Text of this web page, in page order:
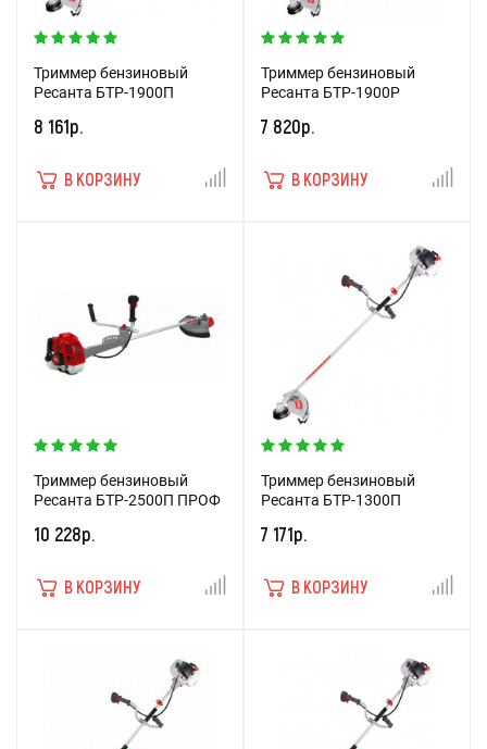
Триммер бензиновый
Ресанта БТР-1900П
8 161р.
В КОРЗИНУ
Триммер бензиновый
Ресанта БТР-1900Р
7 820р.
В КОРЗИНУ
Триммер бензиновый
Ресанта БТР-2500П ПРОФ
10 228р.
В КОРЗИНУ
Триммер бензиновый
Ресанта БТР-1300П
7 171р.
В КОРЗИНУ